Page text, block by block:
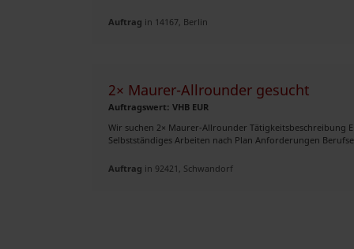
Auftrag in 14167, Berlin
2× Maurer-Allrounder gesucht
Auftragswert: VHB EUR
Wir suchen 2× Maurer-Allrounder Tätigkeitsbeschreibung
Selbstständiges Arbeiten nach Plan Anforderungen
Auftrag in 92421, Schwandorf